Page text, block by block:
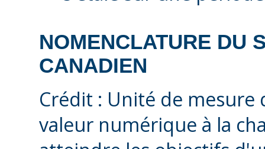
NOMENCLATURE DU
CANADIEN
Crédit : Unité de
valeur numérique à la